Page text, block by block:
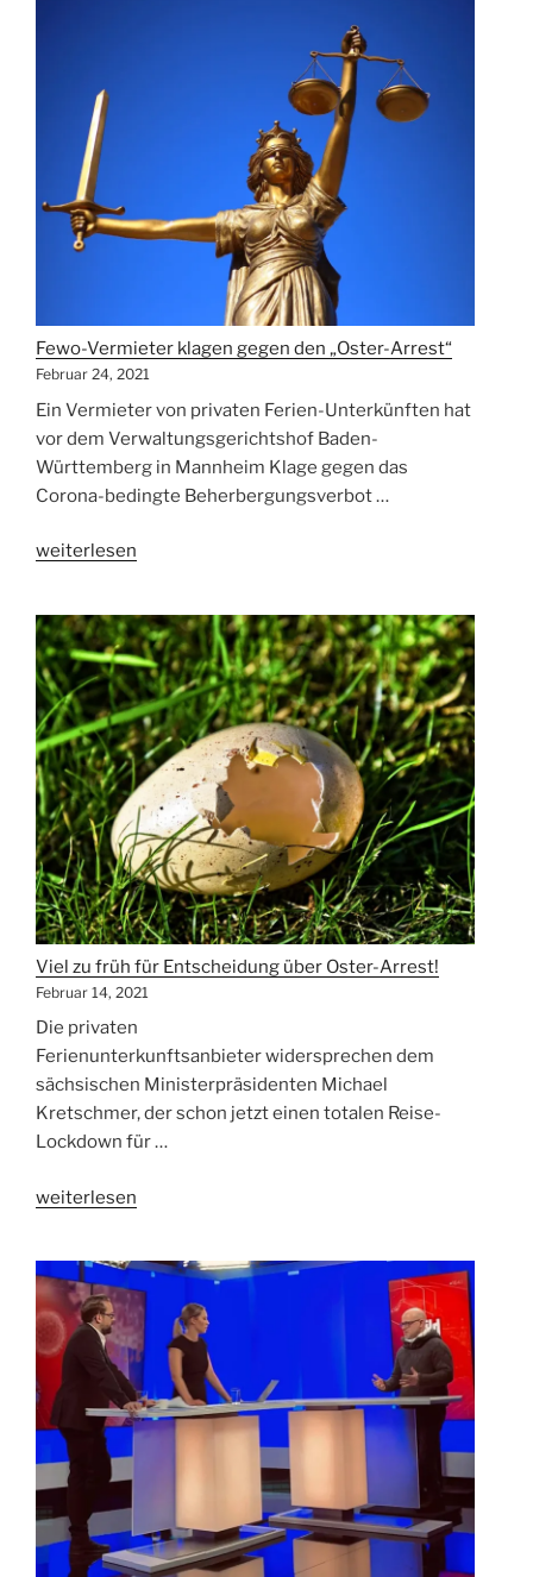
Menschen
wollen
Urlaub
eigenen
Land““
Fewo-Vermieter klagen gegen den „Oster-Arrest“
Februar 24, 2021
Ein Vermieter von privaten Ferien-Unterkünften hat
vor dem Verwaltungsgerichtshof Baden-
Württemberg in Mannheim Klage gegen das
Corona-bedingte Beherbergungsverbot …
„Fewo-
gegen
den
„Oster-
Arrest““
weiterlesen
Viel zu früh für Entscheidung über Oster-Arrest!
Februar 14, 2021
Die privaten
Ferienunterkunftsanbieter widersprechen dem
sächsischen Ministerpräsidenten Michael
Kretschmer, der schon jetzt einen totalen Reise-
Lockdown für …
„Viel
für
Entscheidung
über
Oster-
Arrest!“
weiterlesen